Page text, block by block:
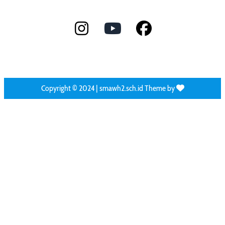
Copyright © 2024 | smawh2.sch.id Theme by